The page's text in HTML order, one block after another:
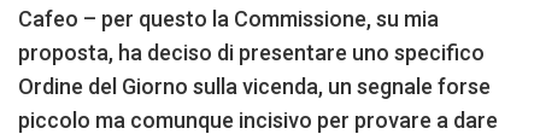
Cafeo – per questo la Commissione, su mia
proposta, ha deciso di presentare uno specifico
Ordine del Giorno sulla vicenda, un segnale forse
piccolo ma comunque incisivo per provare a dare